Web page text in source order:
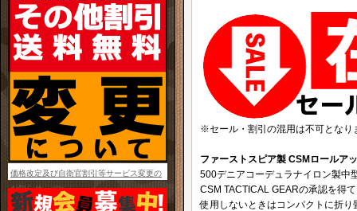
※セール・割引の混用は不可となり
ファーストスピア製 CSMロールア
500デニアコーデュラナイロン製中
CSM TACTICAL GEARの承認を得
使用しないときはコンパクトに折
価格改定及び自衛官割引等サービス変更の
お知らせ